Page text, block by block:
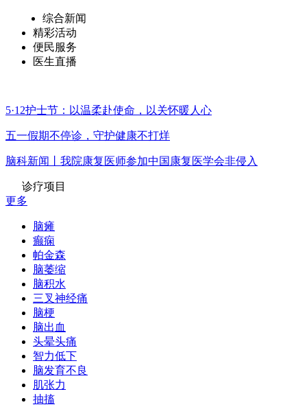
综合新闻
精彩活动
便民服务
医生直播
5·12护士节：以温柔赴使命，以关怀暖人心
五一假期不停诊，守护健康不打烊
脑科新闻丨我院康复医师参加中国康复医学会非侵入
诊疗项目
更多
脑瘫
癫痫
帕金森
脑萎缩
脑积水
三叉神经痛
脑梗
脑出血
头晕头痛
智力低下
脑发育不良
肌张力
抽搐